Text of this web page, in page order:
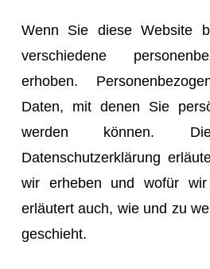
Wenn Sie diese Website
verschiedene
erhoben.
Daten, mit denen Sie
werden können.
Datenschutzerklärung
wir erheben und wofür
erläutert auch, wie und zu
geschieht.